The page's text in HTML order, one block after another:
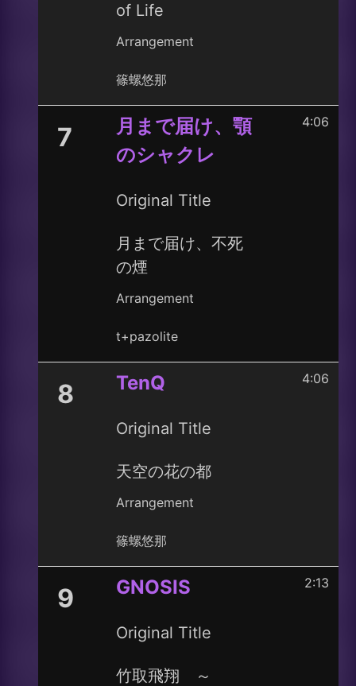
of Life
Arrangement
篠螺悠那
7
月まで届け、顎
のシャクレ
Original Title
月まで届け、不死
の煙
Arrangement
t+pazolite
4:06
8 TenQ
Original Title
天空の花の都
Arrangement
篠螺悠那
4:06
9 GNOSIS
Original Title
竹取飛翔 ～
2:13